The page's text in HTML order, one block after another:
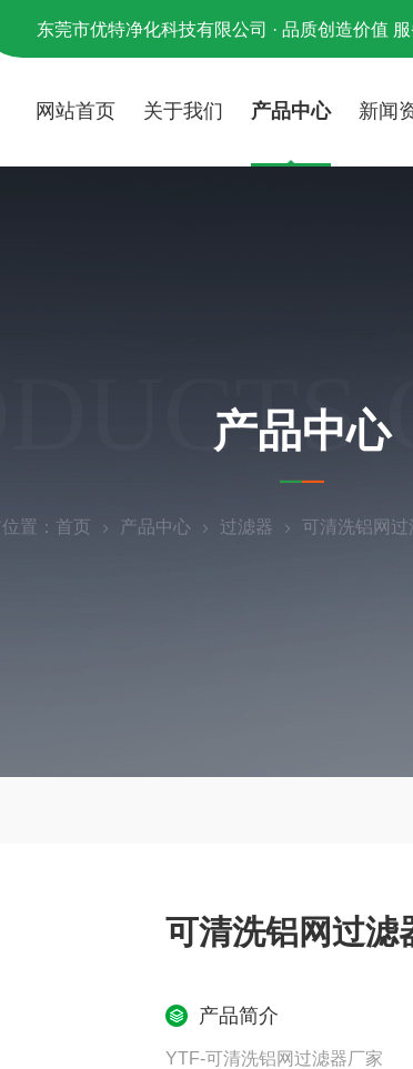
东莞市优特净化科技有限公司 · 品质创造价值 服
网站首页 关于我们 产品中心 新闻
产品中心
置： 首页 产品中心 过滤器 可清洗铝网过
可清洗铝网过滤
产品简介
YTF-可清洗铝网过滤器厂家